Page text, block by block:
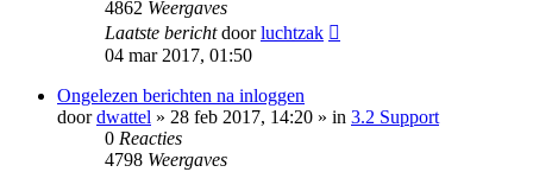
4862 Weergaves
Laatste berichtdoorluchtzak
04 mar 2017, 01:50
Ongelezen berichten na inloggen
doordwattel » 28 feb 2017, 14:20 » in 3.2 Support
0 Reacties
4798 Weergaves